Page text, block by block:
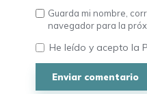
Guarda mi nombre,
navegador para la
He leído y acepto la